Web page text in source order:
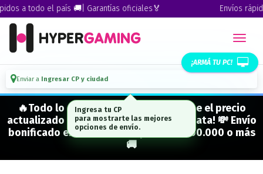
a todo el país 🚚| Garantías oficiales🏅 Envíos
¡ARMÁ TU PC!
Enviar a Ingresar CP y ciudad
🔥Todo lo que figura "EN STOCK" tiene el precio
actualizado y está para entrega inmediata! 💸 Envío
bonificado en CABA en compras de $500.000 o más
🚚